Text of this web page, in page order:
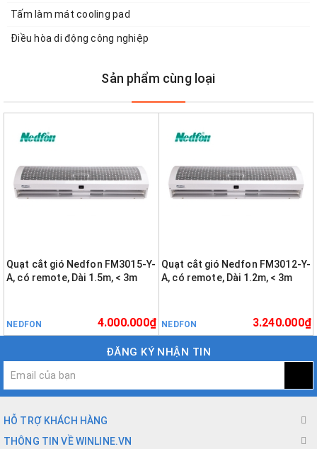
Tấm làm mát cooling pad
Điều hòa di động công nghiệp
Sản phẩm cùng loại
Quạt cắt gió Nedfon FM3015-Y-
A, có remote, Dài 1.5m, < 3m
NEDFON 4.000.000₫
Quạt cắt gió Nedfon FM3012-Y-
A, có remote, Dài 1.2m, < 3m
NEDFON 3.240.000₫
ĐĂNG KÝ NHẬN TIN
HỖ TRỢ KHÁCH HÀNG
THÔNG TIN VỀ WINLINE.VN